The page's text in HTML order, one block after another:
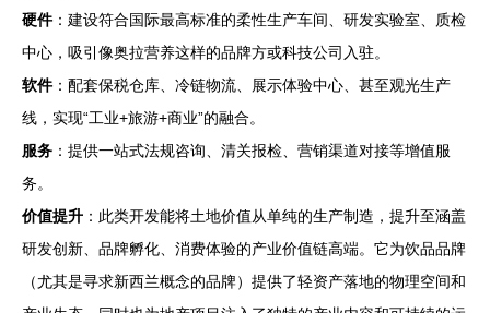
硬件：建设符合国际最高标准的柔性生产车间、研发实验室、质检
中心，吸引像奥拉营养这样的品牌方或科技公司入驻。
软件：配套保税仓库、冷链物流、展示体验中心、甚至观光生产
线，实现“工业+旅游+商业”的融合。
服务 ：提供一站式法规咨询、清关报检、营销渠道对接等增值服
务。
价值提升 ：此类开发能将土地价值从单纯的生产制造，提升至涵盖
研发创新、品牌孵化、消费体验的产业价值链高端。它为饮品品牌
（尤其是寻求新西兰概念的品牌）提供了轻资产落地的物理空间和